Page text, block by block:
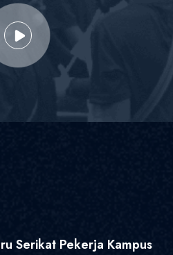
Serikat Pekerja Kampus